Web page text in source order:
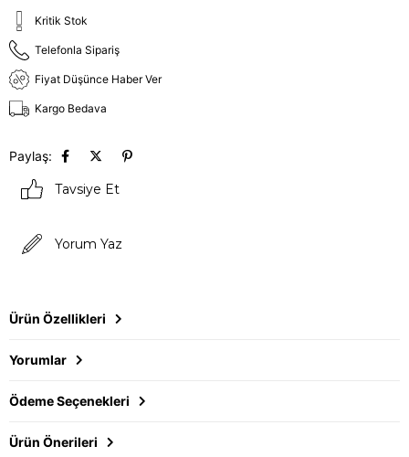
Kritik Stok
Telefonla Sipariş
Fiyat Düşünce Haber Ver
Kargo Bedava
Paylaş:
Tavsiye Et
Yorum Yaz
Ürün Özellikleri
Yorumlar
Ödeme Seçenekleri
Ürün Önerileri